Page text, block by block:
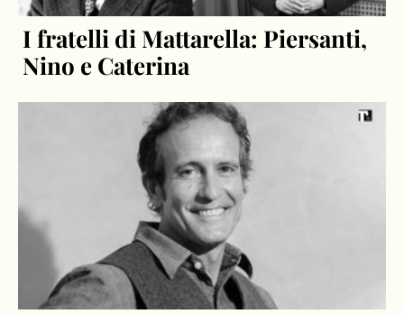
I fratelli di Mattarella: Piersanti,
Nino e Caterina